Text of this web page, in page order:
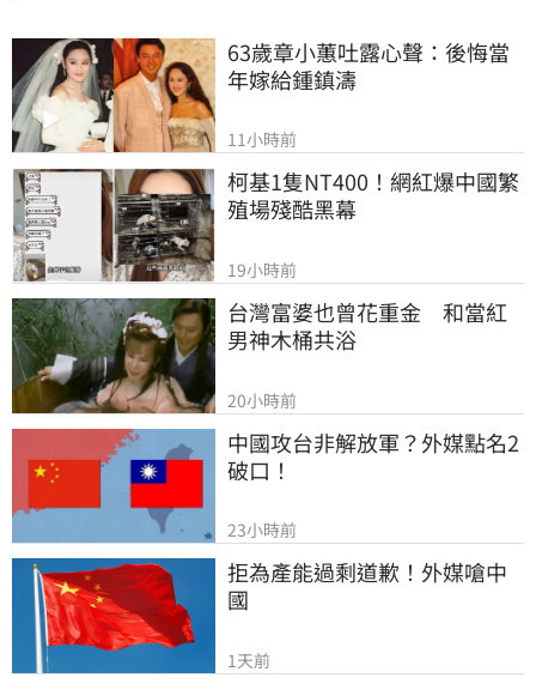
63歲章小蕙吐露心聲：後悔當
年嫁給鍾鎮濤
11小時前
柯基1隻NT400！網紅爆中國繁
殖場殘酷黑幕
19小時前
台灣富婆也曾花重金　和當紅
男神木桶共浴
20小時前
中國攻台非解放軍？外媒點名2
破口！
23小時前
拒為產能過剩道歉！外媒嗆中
國
1天前